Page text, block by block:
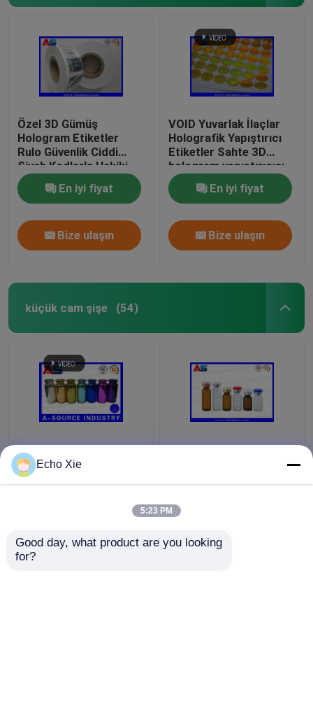
Özel 3D Gümüş
Hologram Etiketler
Rulo Güvenlik Ciddi
Siyah Kodlarla Hakiki
holografik güvenlik
etiketleriEn iyi fiyat
Bize ulaşın
VOID Yuvarlak İlaçlar
Holografik Yapıştırıcı
Etiketler Sahte 3D
hologram yapıştırıcısı
En iyi fiyat
Bize ulaşın
küçük cam şişe (54)
Renkli Küçük Cam
şişeler Şişeler
Kabartma, 10ml Cam
Eczane Yağları ve
Echo Xie
5:23 PM
Good day, what product are you looking
for?